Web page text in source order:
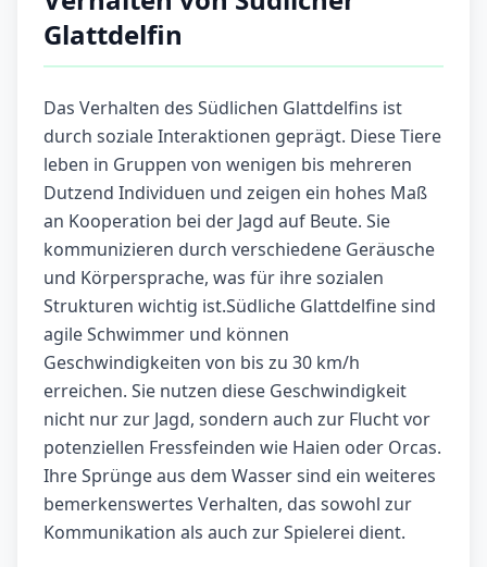
Glattdelfin
Das Verhalten des Südlichen Glattdelfins ist
durch soziale Interaktionen geprägt. Diese Tiere
leben in Gruppen von wenigen bis mehreren
Dutzend Individuen und zeigen ein hohes Maß
an Kooperation bei der Jagd auf Beute. Sie
kommunizieren durch verschiedene Geräusche
und Körpersprache, was für ihre sozialen
Strukturen wichtig ist.Südliche Glattdelfine sind
agile Schwimmer und können
Geschwindigkeiten von bis zu 30 km/h
erreichen. Sie nutzen diese Geschwindigkeit
nicht nur zur Jagd, sondern auch zur Flucht vor
potenziellen Fressfeinden wie Haien oder Orcas.
Ihre Sprünge aus dem Wasser sind ein weiteres
bemerkenswertes Verhalten, das sowohl zur
Kommunikation als auch zur Spielerei dient.